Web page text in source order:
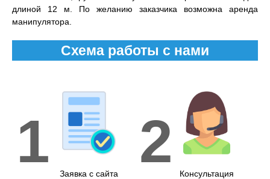
длиной 12 м. По желанию заказчика возможна аренда
манипулятора.
Схема работы с нами
1
Заявка с сайта
2
Консультация